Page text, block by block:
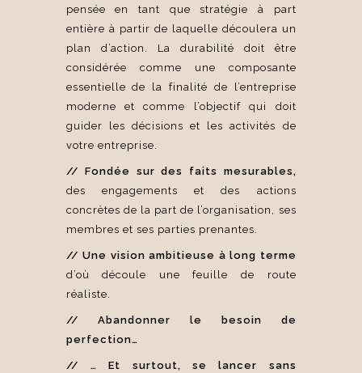
pensée en tant que stratégie à part
entière à partir de laquelle découlera un
plan d’action. La durabilité doit être
considérée comme une composante
essentielle de la finalité de l’entreprise
moderne et comme l’objectif qui doit
guider les décisions et les activités de
votre entreprise.
// Fondée sur des faits mesurables,
des engagements et des actions
concrètes de la part de l’organisation, ses
membres et ses parties prenantes.
// Une vision ambitieuse à long terme
d’où découle une feuille de route
réaliste.
// Abandonner le besoin de
perfection…
// … Et surtout, se lancer sans